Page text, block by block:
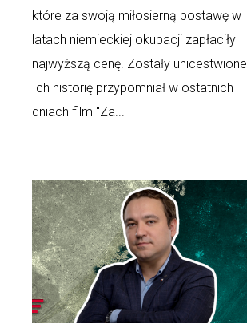
które za swoją miłosierną postawę w
latach niemieckiej okupacji zapłaciły
najwyższą cenę. Zostały unicestwione.
Ich historię przypomniał w ostatnich
dniach film "Za...